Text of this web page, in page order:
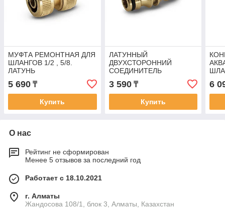
МУФТА РЕМОНТНАЯ ДЛЯ
ШЛАНГОВ 1/2 , 5/8.
ЛАТУНЬ
5 690 ₸
Купить
ЛАТУННЫЙ
ДВУХСТОРОННИЙ
СОЕДИНИТЕЛЬ
3 590₸
Купить
6
О нас
Рейтинг не сформирован
Менее 5 отзывов за последний год
Работает с 18.10.2021
г. Алматы
Жандосова 108/1, блок 3, Алматы, Казахстан